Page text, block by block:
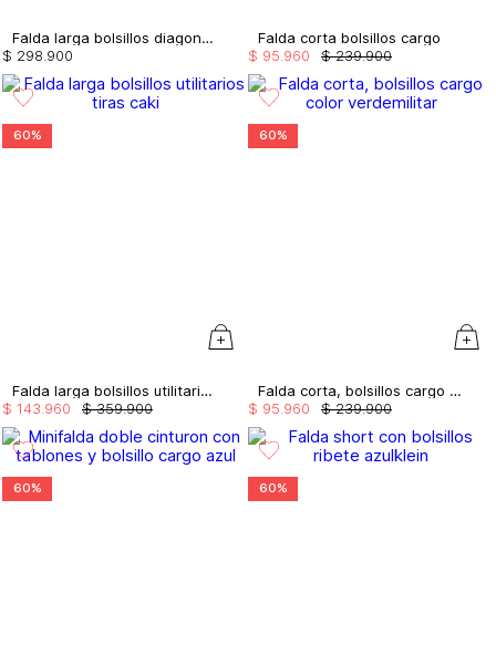
Falda larga bolsillos diagonales
$ 298 900
Falda corta bolsillos cargo
$ 239.900
$ 95 960
60%
Falda larga bolsillos utilitarios tiras
$ 359.900
$ 143 960
60%
Falda corta, bolsillos cargo color
$ 239.900
$ 95 960
60% 60%